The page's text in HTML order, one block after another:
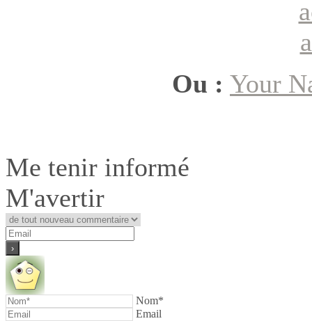
Ou : Your
Me tenir informé
M'avertir
Nom*
Email